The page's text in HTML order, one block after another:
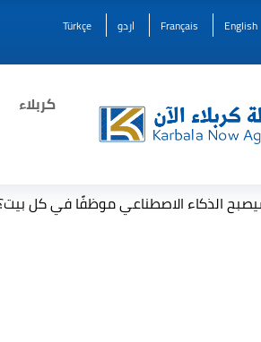
English
Français اردو Türkçe
كربلاء
الاصطناعي موظفًا في كل بيت؟